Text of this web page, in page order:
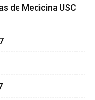
de Medicina USC